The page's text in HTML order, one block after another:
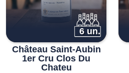
6 un.
Château Saint-Aubin
1er Cru Clos Du
Chateu